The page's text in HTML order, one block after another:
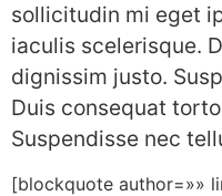
sollicitudin mi eget
iaculis scelerisque.
dignissim justo.
Duis consequat
Suspendisse nec
[blockquote author=»»